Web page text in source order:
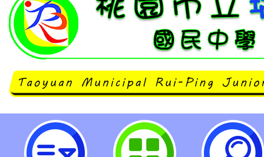
轉知敏惠醫護管理專科學校於臺中
理五專入學管道招生說明會訊息-